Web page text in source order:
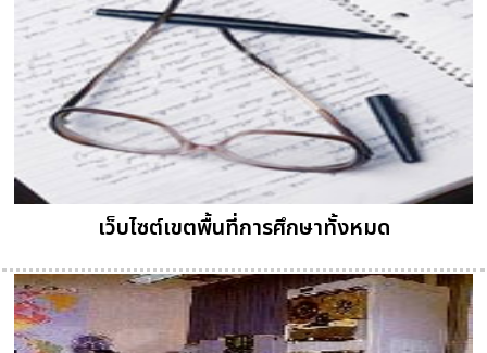
เว็บไซต์เขตพื้นที่การศึกษาทั้งหมด